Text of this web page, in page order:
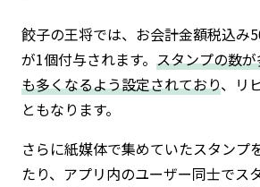
餃子の王将では、お会計金額税込み
が1個付与されます。 スタンプの数
も多くなるよう設定されており、リ
ともなります。
さらに紙媒体で集めていたスタンプ
たり、アプリ内のユーザー同士でス